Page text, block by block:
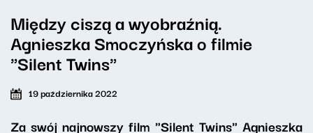
Między ciszą a wyobraźnią.
Agnieszka Smoczyńska o filmie
"Silent Twins"
19 października 2022
Za swój najnowszy film "Silent Twins" Agnieszka